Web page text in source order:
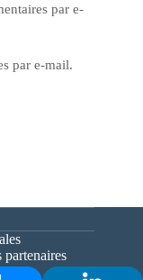
par e-
par e-mail.
partenaires